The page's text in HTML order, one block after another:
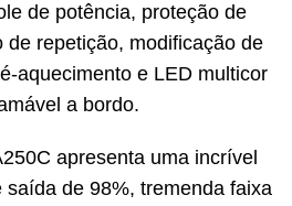
de potência, proteção de
de repetição, modificação de
aquecimento e LED multicor
a bordo.
apresenta uma incrível
saída de 98%, tremenda faixa